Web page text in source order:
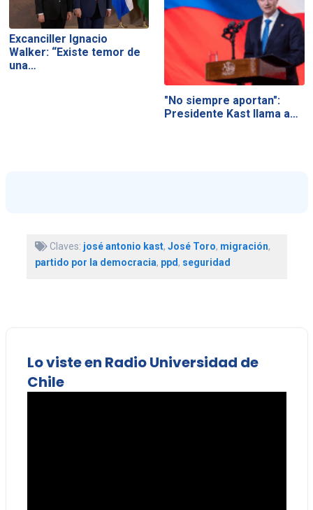
Excanciller Ignacio
Walker: “Existe temor de
una…
"No siempre aportan":
Presidente Kast llama a…
Claves: josé antonio kast, José Toro, migración,
partido por la democracia, ppd, seguridad
Lo viste en Radio Universidad de
Chile